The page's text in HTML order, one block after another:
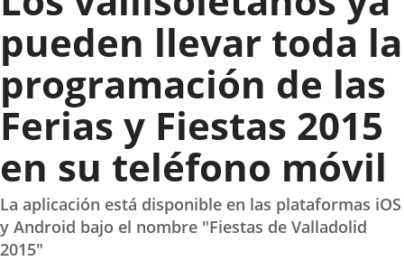
pueden llevar toda la
programación de las
Ferias y Fiestas 2015
en su teléfono móvil
La aplicación está disponible en las plataformas iOS
y Android bajo el nombre "Fiestas de Valladolid
2015"